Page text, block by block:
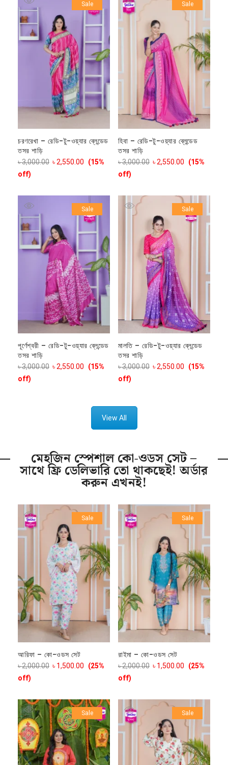
Sale
চরণরেখা – রেডি-টু-ওয়্যার ব্লেন্ডেড
তসর শাড়ি
৳3,000.00 ৳ 2,550.00
(15%
off)
Sale
হিবা – রেডি-টু-ওয়্যার ব্লেন্ডেড
তসর শাড়ি
৳3,000.00 ৳ 2,550.00
(15%
off)
Sale
পূর্ণেশ্বরী – রেডি-টু-ওয়্যার ব্লেন্ডেড
তসর শাড়ি
৳3,000.00 ৳ 2,550.00
(15%
off)
Sale
মালতি – রেডি-টু-ওয়্যার ব্লেন্ডেড
তসর শাড়ি
৳3,000.00 ৳ 2,550.00
(15%
off)
View All
মেহজিন স্পেশাল কো-ওডস সেট –
সাথে ফ্রি ডেলিভারি তো থাকছেই! অর্ডার
করুন এখনই!
Sale
আরিফা – কো-ওডস সেট
৳2,000.00 ৳ 1,500.00
(25%
off)
Sale
রাইমা – কো-ওডস সেট
৳2,000.00 ৳ 1,500.00
(25%
off)
Sale Sale